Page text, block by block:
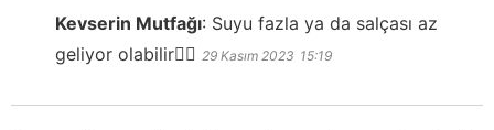
Kevserin Mutfağı: Suyu fazla ya da salçası az
geliyor olabilir👍🏻 29 Kasım 2023 15:19